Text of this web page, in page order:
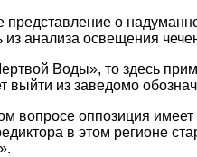
представление о
из анализа освещения
Воды», то здесь
выйти из заведомо
вопросе оппозиция
в этом регионе